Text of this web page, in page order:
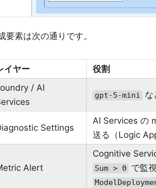
要素は次の通りです。
イヤー
役割
/ AI
gpt-5-mini な
Settings
AI Services の
送る（Logic
Alert
Cognitive
Sum > 0 で監